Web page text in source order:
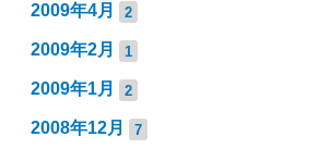
2009年4月 2
2009年2月 1
2009年1月 2
2008年12月 7